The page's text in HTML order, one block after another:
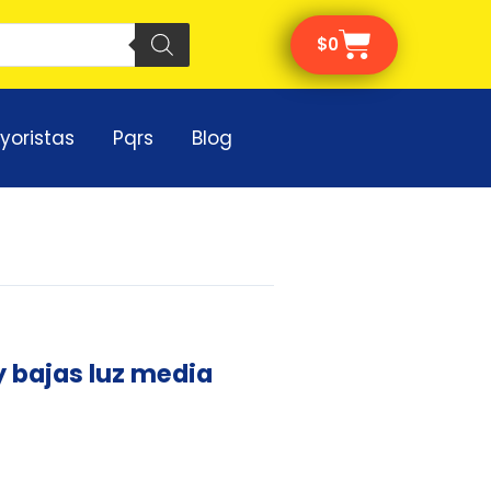
$0Cart
Pqrs Blog
bajas luz media